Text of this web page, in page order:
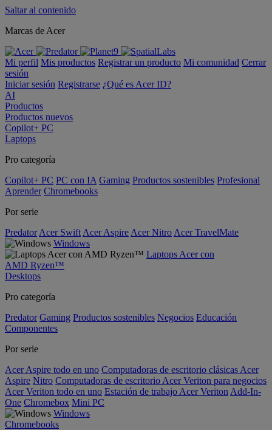
Saltar al contenido
Marcas de Acer
Mi perfil Mis productos Registrar un producto Mi comunidad Cerrar
sesión
Iniciar sesión Registrarse ¿Qué es Acer ID?
AI
Productos
Productos nuevos
Copilot+ PC
Laptops
Pro categoría
Copilot+ PC PC con IA Gaming Productos sostenibles Profesional
Aprender Chromebooks
Por serie
Predator Acer Swift Acer Aspire Acer Nitro Acer TravelMate
Windows
Laptops Acer con
AMD Ryzen™
Desktops
Pro categoría
Predator Gaming Productos sostenibles Negocios Educación
Componentes
Por serie
Acer Aspire todo en uno Computadoras de escritorio clásicas Acer
Aspire Nitro Computadoras de escritorio Acer Veriton para negocios
Acer Veriton todo en uno Estación de trabajo Acer Veriton Add-In-
One Chromebox Mini PC
Windows
Chromebooks